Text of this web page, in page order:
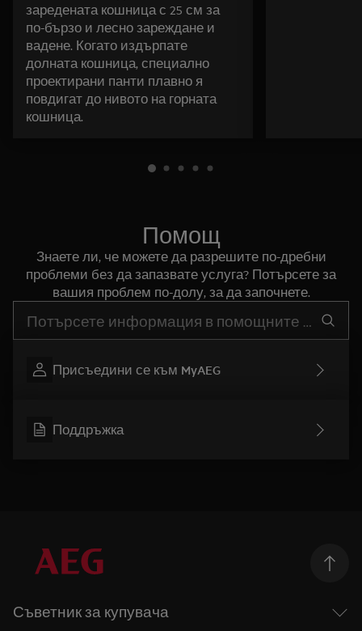
заредената кошница с 25 см за
по-бързо и лесно зареждане и
вадене. Когато издърпате
долната кошница, специално
проектирани панти плавно я
повдигат до нивото на горната
кошница.
Помощ
Знаете ли, че можете да разрешите по-дребни
проблеми без да запазвате услуга? Потърсете за
вашия проблем по-долу, за да започнете.
Присъедини се към MyAEG
Поддръжка
Съветник за купувача